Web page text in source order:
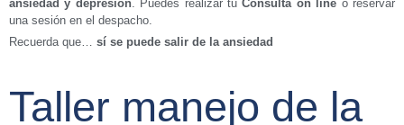
ansiedad y depresión. Puedes realizar tuConsulta on line o reservar
una sesión en el despacho.
Recuerda que… sí se puede salir de la ansiedad
Taller manejo de la